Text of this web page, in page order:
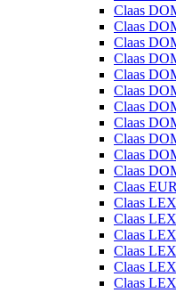
Claas
Claas
Claas
Claas
Claas
Claas
Claas
Claas
Claas
Claas
Claas
Claas
Claas
Claas
Claas
Claas
Claas
Claas